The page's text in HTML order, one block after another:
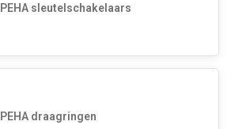
PEHA sleutelschakelaars
PEHA draagringen